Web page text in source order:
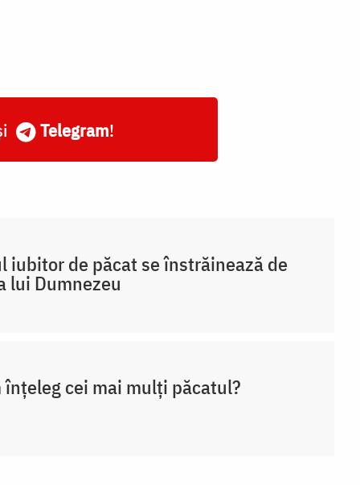
Telegram!
iubitor de păcat se înstrăinează de
lui Dumnezeu
înțeleg cei mai mulți păcatul?